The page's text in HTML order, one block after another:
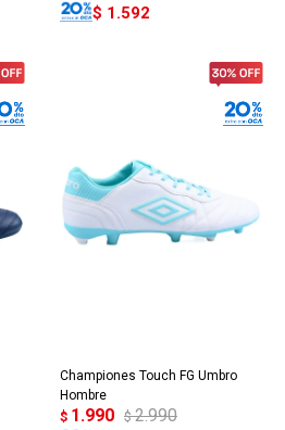
$ 1.592
Championes Touch FG Umbro
Hombre
$ 1.990 $ 2.990